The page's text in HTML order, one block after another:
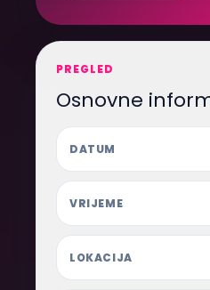
PREGLED
Osnovne
DATUM
VRIJEME
LOKACIJA